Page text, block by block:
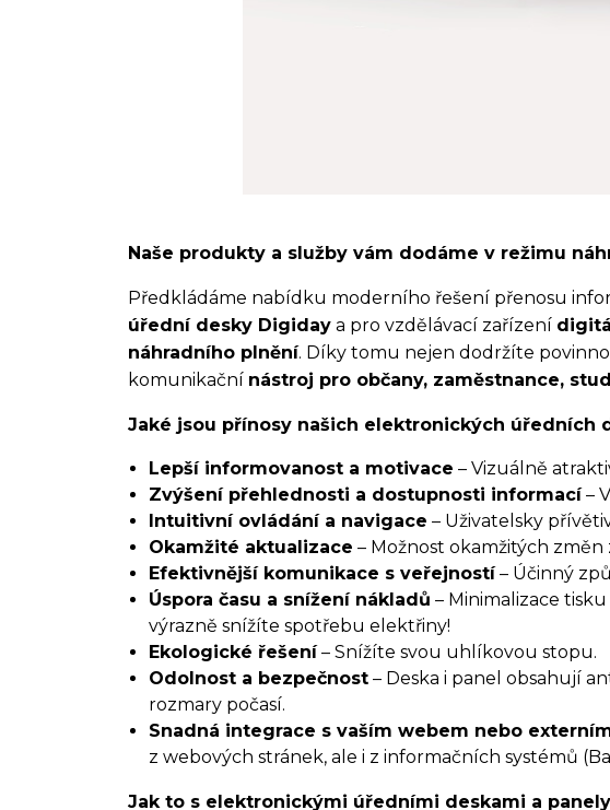
Naše produkty a služby vám dodáme v režimu
Předkládáme nabídku moderního řešení přenosu
úřední desky Digiday a pro vzdělávací zařízení
náhradního plnění. Díky tomu nejen dodržíte
komunikační nástroj pro občany, zaměstnance,
Jaké jsou přínosy našich elektronických
Lepší informovanost a motivace – Vizuálně
Zvýšení přehlednosti a dostupnosti informací–
Intuitivní ovládání a navigace – Uživatelsky
Okamžité aktualizace – Možnost okamžitých
Efektivnější komunikace s veřejností– Účinný
Úspora času a snížení nákladů – Minimalizace
výrazně snížíte spotřebu elektřiny!
Ekologické řešení– Snížíte svou uhlíkovou stopu.
Odolnost a bezpečnost – Deska i panel obsahují
rozmary počasí.
Snadná integrace s vaším webem nebo
z webových stránek, ale i z informačních systémů
Jak to s elektronickými úředními deskami a